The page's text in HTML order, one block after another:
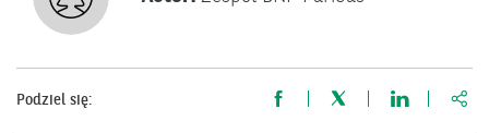
Podziel się: